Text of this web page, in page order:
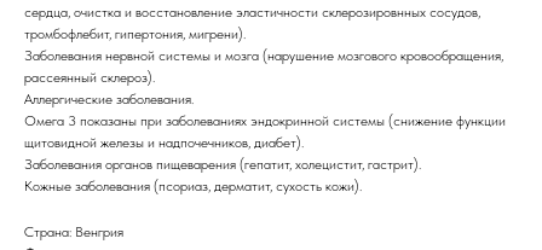
сердца, очистка и восстановление эластичности склерозировнных сосудов,
тромбофлебит, гипертония, мигрени).
Заболевания нервной системы и мозга (нарушение мозгового кровообращения,
рассеянный склероз).
Аллергические заболевания.
Омега 3 показаны при заболеваниях эндокринной системы (снижение функции
щитовидной железы и надпочечников, диабет).
Заболевания органов пищеварения (гепатит, холецистит, гастрит).
Кожные заболевания (псориаз, дерматит, сухость кожи).
Страна: Венгрия